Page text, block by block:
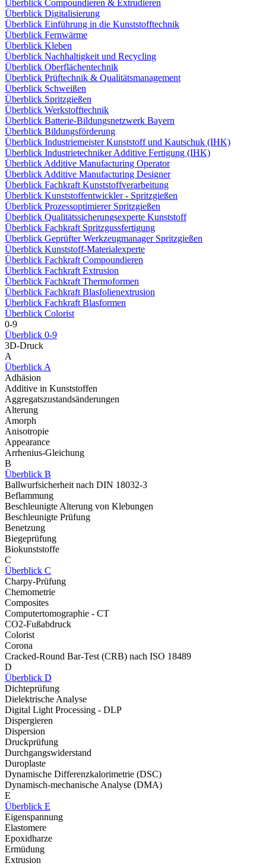
Überblick Compoundieren & Extrudieren
Überblick Digitalisierung
Überblick Einführung in die Kunststofftechnik
Überblick Fernwärme
Überblick Kleben
Überblick Nachhaltigkeit und Recycling
Überblick Oberflächentechnik
Überblick Prüftechnik & Qualitätsmanagement
Überblick Schweißen
Überblick Spritzgießen
Überblick Werkstofftechnik
Überblick Batterie-Bildungsnetzwerk Bayern
Überblick Bildungsförderung
Überblick Industriemeister Kunststoff und Kautschuk (IHK)
Überblick Industrietechniker Additive Fertigung (IHK)
Überblick Additive Manufacturing Operator
Überblick Additive Manufacturing Designer
Überblick Fachkraft Kunststoffverarbeitung
Überblick Kunststoffentwickler - Spritzgießen
Überblick Prozessoptimierer Spritzgießen
Überblick Qualitätssicherungsexperte Kunststoff
Überblick Fachkraft Spritzgussfertigung
Überblick Geprüfter Werkzeugmanager Spritzgießen
Überblick Kunststoff-Materialexperte
Überblick Fachkraft Compoundieren
Überblick Fachkraft Extrusion
Überblick Fachkraft Thermoformen
Überblick Fachkraft Blasfolienextrusion
Überblick Fachkraft Blasformen
Überblick Colorist
0-9
Überblick 0-9
3D-Druck
A
Überblick A
Adhäsion
Additive in Kunststoffen
Aggregatszustandsänderungen
Alterung
Amorph
Anisotropie
Appearance
Arrhenius-Gleichung
B
Überblick B
Ballwurfsicherheit nach DIN 18032-3
Beflammung
Beschleunigte Alterung von Klebungen
Beschleunigte Prüfung
Benetzung
Biegeprüfung
Biokunststoffe
C
Überblick C
Charpy-Prüfung
Chemometrie
Composites
Computertomographie - CT
CO2-Fußabdruck
Colorist
Corona
Cracked-Round Bar-Test (CRB) nach ISO 18489
D
Überblick D
Dichteprüfung
Dielektrische Analyse
Digital Light Processing - DLP
Dispergieren
Dispersion
Druckprüfung
Durchgangswiderstand
Duroplaste
Dynamische Differenzkalorimetrie (DSC)
Dynamisch-mechanische Analyse (DMA)
E
Überblick E
Eigenspannung
Elastomere
Epoxidharze
Ermüdung
Extrusion